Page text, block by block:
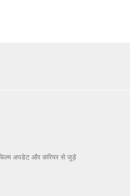
फिल्म अपडेट और करियर से जुड़े